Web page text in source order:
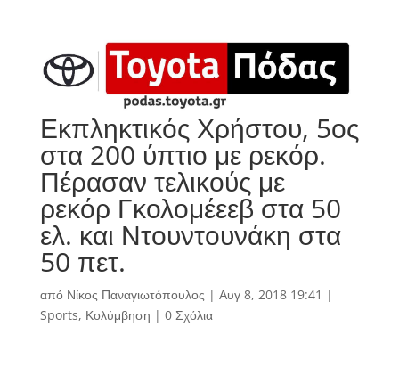
Εκπληκτικός Χρήστου, 5ος
στα 200 ύπτιο με ρεκόρ.
Πέρασαν τελικούς με
ρεκόρ Γκολομέεεβ στα 50
ελ. και Ντουντουνάκη στα
50 πετ.
από Νίκος Παναγιωτόπουλος | Αυγ 8, 2018 19:41 |
Sports, Κολύμβηση | 0 Σχόλια